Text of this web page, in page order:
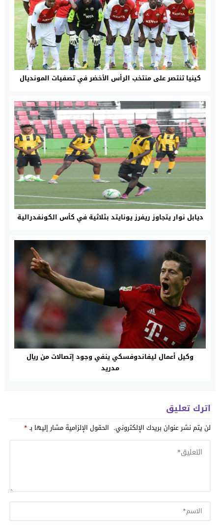
كينيا تنتصر على منتخب الرأس الأخضر في تصفيات المونديال
ديابل نوار يتجاوز ريفرز يونايتد بثلاثية في كأس الكونفدرالية
وكيل أعمال ليفاندوفسكي ينفي وجود إتصالات من ريال
مدريد
اترك تعليق
لن يتم نشر عنوان بريدك الإلكتروني. الحقول الإلزامية مشار إليها بـ*